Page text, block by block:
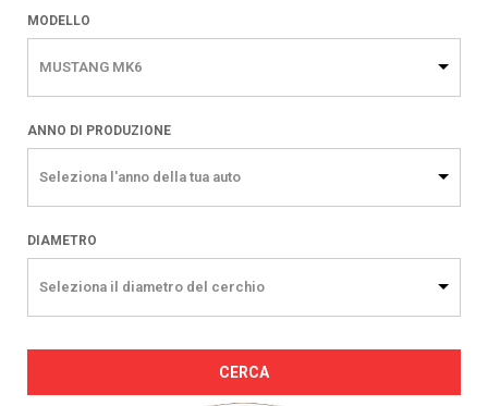
MODELLO
MUSTANG MK6
ANNO DI PRODUZIONE
Seleziona l'anno della tua auto
DIAMETRO
Seleziona il diametro del cerchio
CERCA